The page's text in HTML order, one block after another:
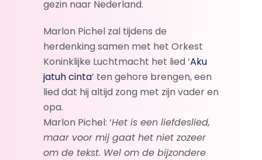
gezin naar Nederland.
Marlon Pichel zal tijdens de
herdenking samen met het Orkest
Koninklijke Luchtmacht het lied ‘Aku
jatuh cinta’ ten gehore brengen, een
lied dat hij altijd zong met zijn vader en
opa.
Marlon Pichel: ‘Het is een liefdeslied,
maar voor mij gaat het niet zozeer
om de tekst. Wel om de bijzondere